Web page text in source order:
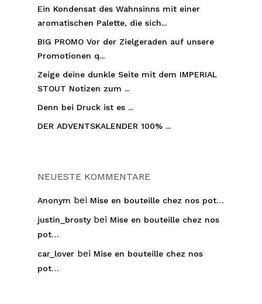
Ein Kondensat des Wahnsinns mit einer
aromatischen Palette, die sich...
BIG PROMO Vor der Zielgeraden auf unsere
Promotionen q...
Zeige deine dunkle Seite mit dem IMPERIAL
STOUT Notizen zum ...
Denn bei Druck ist es ...
DER ADVENTSKALENDER 100% ...
NEUESTE KOMMENTARE
Anonym bei Mise en bouteille chez nos pot…
justin_brostybei Mise en bouteille chez nos
pot…
car_lover bei Mise en bouteille chez nos
pot…